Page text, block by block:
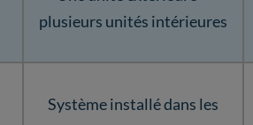
plusieurs unités intérieures
Système installé dans les